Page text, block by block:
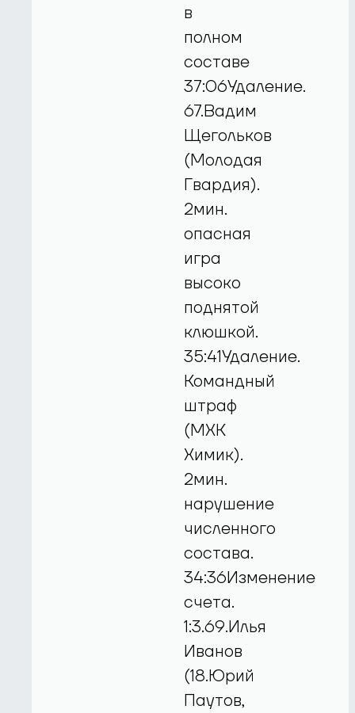
в
полном
составе
37:06Удаление.
67.Вадим
Щегольков
(Молодая
Гвардия).
2мин.
опасная
игра
высоко
поднятой
клюшкой.
35:41Удаление.
Командный
штраф
(МХК
Химик).
2мин.
нарушение
численного
состава.
34:36Изменение
счета.
1:3.69.Илья
Иванов
(18.Юрий
Паутов,